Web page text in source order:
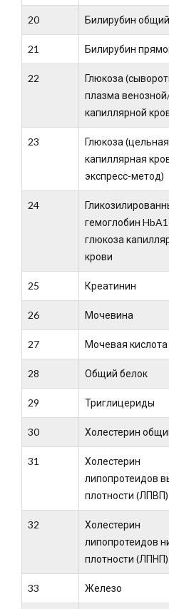
20 Билирубин общий
21 Билирубин
22
Глюкоза
плазма
капиллярной
23
Глюкоза (цельная
капиллярная
экспресс-метод)
24
гемоглобин HbA1
глюкоза
крови
25 Креатинин
26 Мочевина
27 Мочевая кислота
28 Общий белок
29 Триглицериды
30 Холестерин
31
Холестерин
липопротеидов
плотности (ЛПВП)
32
Холестерин
липопротеидов
плотности (ЛПНП)
33 Железо